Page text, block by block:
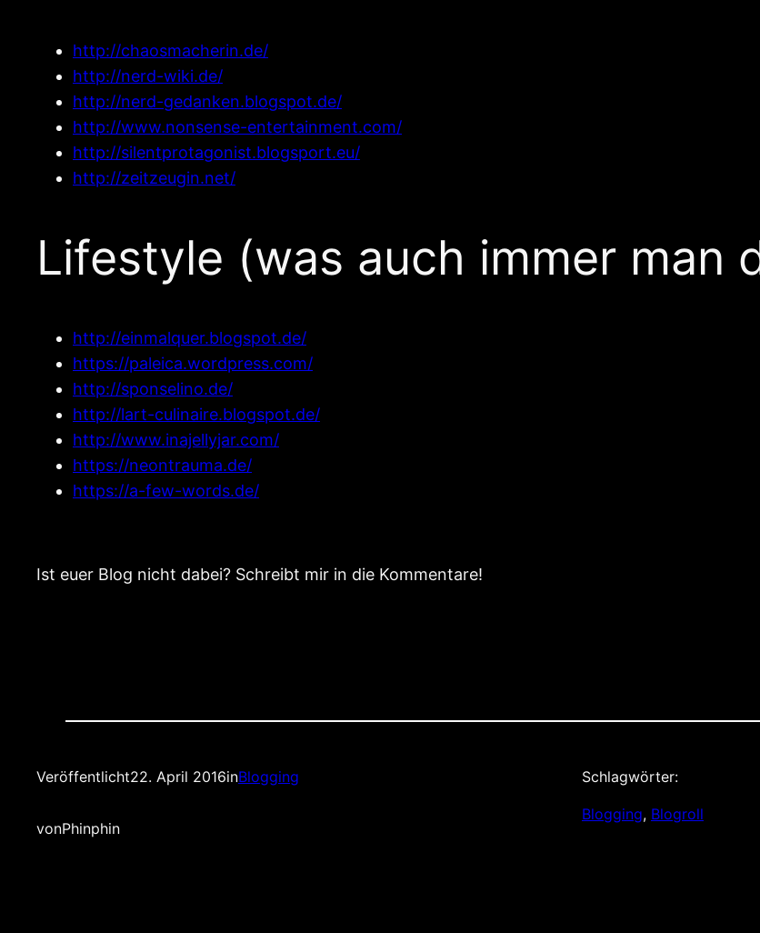
http://chaosmacherin.de/
http://nerd-wiki.de/
http://nerd-gedanken.blogspot.de/
http://www.nonsense-entertainment.com/
http://silentprotagonist.blogsport.eu/
http://zeitzeugin.net/
Lifestyle (was auch immer man
http://einmalquer.blogspot.de/
https://paleica.wordpress.com/
http://sponselino.de/
http://lart-culinaire.blogspot.de/
http://www.inajellyjar.com/
https://neontrauma.de/
https://a-few-words.de/
Ist euer Blog nicht dabei? Schreibt mir in die Kommentare!
Veröffentlicht22. April 2016inBlogging
vonPhinphin
Schlagwörter:
Blogging, Blogroll